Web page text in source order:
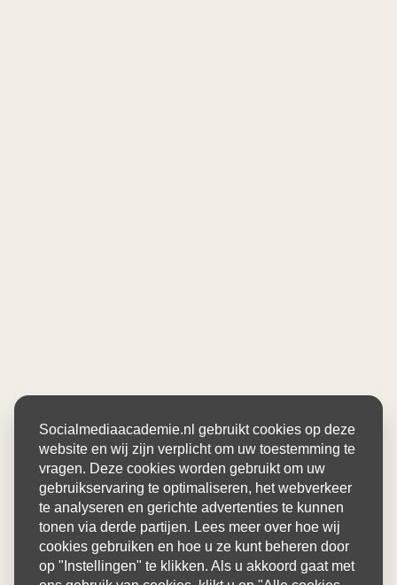
Socialmediaacademie.nl gebruikt cookies op deze
website en wij zijn verplicht om uw toestemming te
vragen. Deze cookies worden gebruikt om uw
gebruikservaring te optimaliseren, het webverkeer
te analyseren en gerichte advertenties te kunnen
tonen via derde partijen. Lees meer over hoe wij
cookies gebruiken en hoe u ze kunt beheren door
op "Instellingen" te klikken. Als u akkoord gaat met